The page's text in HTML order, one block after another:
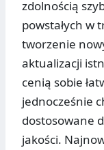
zdolnością
powstałych w
tworzenie
aktualizacji
cenią sobie
jednocześnie
dostosowane
jakości.